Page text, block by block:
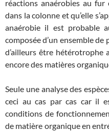
réactions anaérobies au fur
dans la colonne et qu’elle
anaérobie il est probable
composée d’un ensemble
d’ailleurs être hétérotrophe
encore des matières
Seule une analyse des
ceci au cas par cas car il
conditions de
de matière organique en